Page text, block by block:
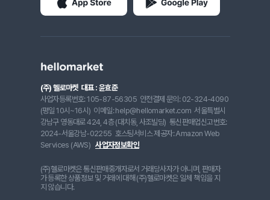
(주) 헬로마켓 대표 : 윤효준
사업자등록번호: 105-87-56305 안전결제 문의: 02-324-4090
(평일 10시~16시) 이메일: help@hellomarket.com 서울특별시
강남구 영동대로 424, 4층 (대치동, 사조빌딩) 통신판매업신고번호:
2024-서울강남-02255 호스팅서비스 제공자: Amazon Web
Services (AWS) 사업자정보확인
(주)헬로마켓은 통신판매중개자로서 거래당사자가 아니며, 판매자
가 등록한 상품정보 및 거래에 대해 (주)헬로마켓은 일체 책임을 지
지 않습니다.